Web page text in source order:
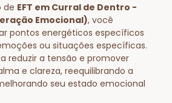
de EFT em Curral de Dentro -
Emocional), você
pontos energéticos específicos
ou situações específicas.
reduzir a tensão e promover
e clareza, reequilibrando a
seu estado emocional